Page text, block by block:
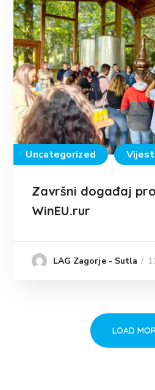
Uncategorized
Završni događaj
WinEU.rur
LAG Zagorje - Sutla
LOAD